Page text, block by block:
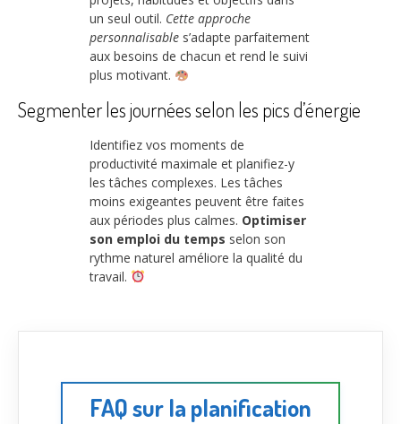
un seul outil. Cette approche
personnalisable s’adapte parfaitement
aux besoins de chacun et rend le suivi
plus motivant.
Segmenter les journées selon les pics d’énergie
Identifiez vos moments de
productivité maximale et planifiez-y
les tâches complexes. Les tâches
moins exigeantes peuvent être faites
aux périodes plus calmes. Optimiser
son emploi du temps selon son
rythme naturel améliore la qualité du
travail.
FAQ sur la planification